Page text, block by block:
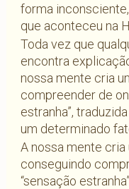
forma
que aconteceu na
Toda vez que
encontra
nossa mente cria
compreender de
estranha”,
um determinado
A nossa mente cria
conseguindo
“sensação